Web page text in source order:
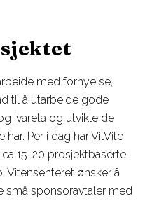
med fornyelse,
til å utarbeide gode
ivareta og utvikle de
Per i dag har VilVite
15-20 prosjektbaserte
ønsker å
små sponsoravtaler med